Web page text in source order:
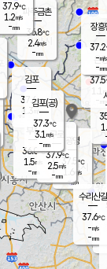
파주금촌
36.8℃
2.4m/s
-mm
37.9℃
1.2m/s
-mm
김포
37.6℃
1.3 m/s
mm
광명
37.5 ℃
1.6 m/s
-mm
부천
36.0℃
1.5m/s
-mm
구로
37.9℃
2.5m/s
-mm
은평
37.5
- mm
수리산길
37.6℃
-m/s
-mm
장흥
37.2
-m/s
-mm
김포(공)
37.3℃
3.1 m/s
-mm